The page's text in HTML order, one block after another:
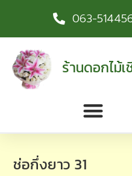
063-
ร้านดอกไม้
ช่อกึ่งยาว 31